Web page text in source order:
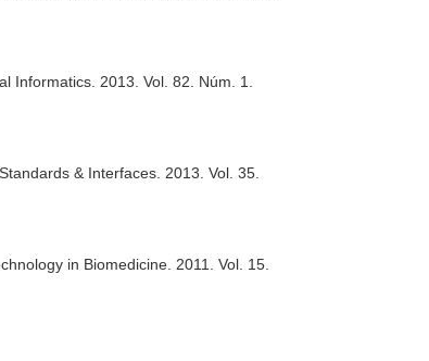
Informatics . 2013. Vol. 82. Núm. 1.
& Interfaces . 2013. Vol. 35.
in Biomedicine . 2011. Vol. 15.